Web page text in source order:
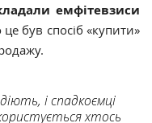
емфітевзиси
був спосіб «купити»
і спадкоємці
хтось